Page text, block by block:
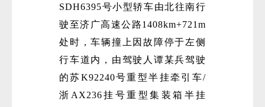
SDH6395号小型轿车由北往南行
驶至济广高速公路1408km+721m
处时，车辆撞上因故障停于左侧
行车道内，由驾驶人谭某兵驾驶
的苏K92240号重型半挂牵引车/
浙AX236挂号重型集装箱半挂